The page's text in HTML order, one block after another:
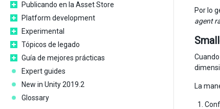
Publicando en la Asset Store
Platform development
Experimental
Tópicos de legado
Guía de mejores prácticas
Expert guides
New in Unity 2019.2
Glossary
Por lo
agent
La